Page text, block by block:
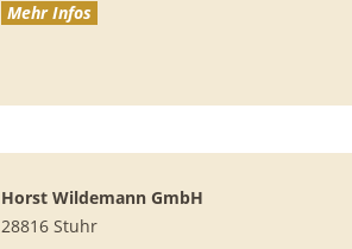
Mehr Infos
Horst Wildemann GmbH
28816 Stuhr